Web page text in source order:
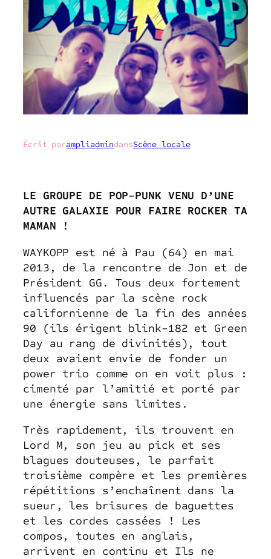
Écrit parampliadmindansScène locale
LE GROUPE DE POP-PUNK VENU D’UNE
AUTRE GALAXIE POUR FAIRE ROCKER TA
MAMAN !
WAYKOPP est né à Pau (64) en mai
2013, de la rencontre de Jon et de
Président GG. Tous deux fortement
influencés par la scène rock
californienne de la fin des années
90 (ils érigent blink-182 et Green
Day au rang de divinités), tout
deux avaient envie de fonder un
power trio comme on en voit plus :
cimenté par l’amitié et porté par
une énergie sans limites.
Très rapidement, ils trouvent en
Lord M, son jeu au pick et ses
blagues douteuses, le parfait
troisième compère et les premières
répétitions s’enchaînent dans la
sueur, les brisures de baguettes
et les cordes cassées ! Les
compos, toutes en anglais,
arrivent en continu et Ils ne